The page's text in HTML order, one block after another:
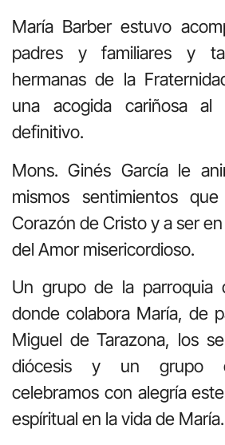
María Barber estuvo
padres y familiares y
hermanas de la
una acogida cariñosa
definitivo.
Mons. Ginés García le
mismos sentimientos
Corazón de Cristo y a ser
del Amor misericordioso.
Un grupo de la parroquia
donde colabora María, de
Miguel de Tarazona, los
diócesis y un grupo
celebramos con alegría
espíritual en la vida de María.